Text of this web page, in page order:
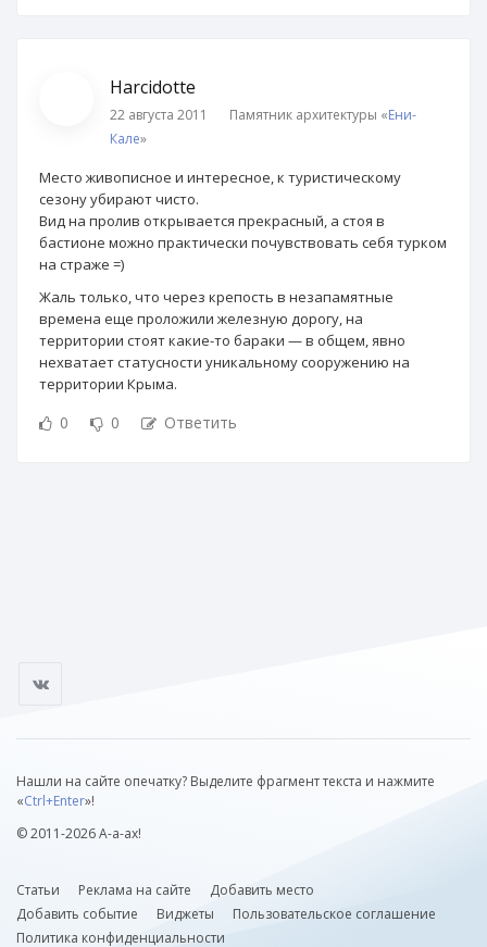
Harcidotte
22 августа 2011 Памятник архитектуры «Ени-
Кале»
Место живописное и интересное, к туристическому
сезону убирают чисто.
Вид на пролив открывается прекрасный, а стоя в
бастионе можно практически почувствовать себя турком
на страже =)
Жаль только, что через крепость в незапамятные
времена еще проложили железную дорогу, на
территории стоят какие-то бараки — в общем, явно
нехватает статусности уникальному сооружению на
территории Крыма.
0 0 Ответить
Нашли на сайте опечатку? Выделите фрагмент текста и нажмите
«Ctrl+Enter»!
© 2011-2026 А-а-ах!
Статьи Реклама на сайте
Добавить место
Добавить событие
Виджеты
Пользовательское соглашение
Политика конфиденциальности